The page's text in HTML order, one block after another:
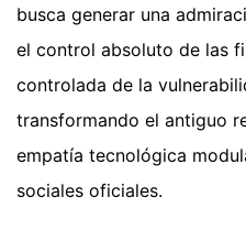
busca generar una
el control absoluto de las
controlada de la
transformando el antiguo
empatía tecnológica
sociales oficiales.